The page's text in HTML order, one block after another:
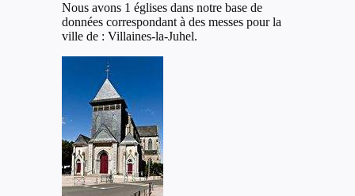
Nous avons 1 églises dans notre base de
données correspondant à des messes pour la
ville de : Villaines-la-Juhel.